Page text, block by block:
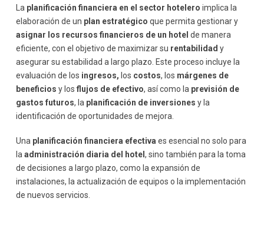
La planificación financiera en el sector hotelero implica la
elaboración de un plan estratégico que permita gestionar y
asignar los recursos financieros de un hotel de manera
eficiente, con el objetivo de maximizar su rentabilidad y
asegurar su estabilidad a largo plazo. Este proceso incluye la
evaluación de los ingresos, los costos, los márgenes de
beneficios y los flujos de efectivo, así como laprevisión de
gastos futuros, la planificación de inversiones y la
identificación de oportunidades de mejora.
Una planificación financiera efectiva es esencial no solo para
la administración diaria del hotel , sino también para la toma
de decisiones a largo plazo, como la expansión de
instalaciones, la actualización de equipos o la implementación
de nuevos servicios.